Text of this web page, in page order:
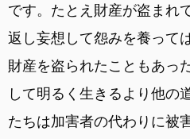
です。たとえ財産が盗まれ
返し妄想して怨みを養って
財産を盗られたこともあっ
して明るく生きるより他の
たちは加害者の代わりに被